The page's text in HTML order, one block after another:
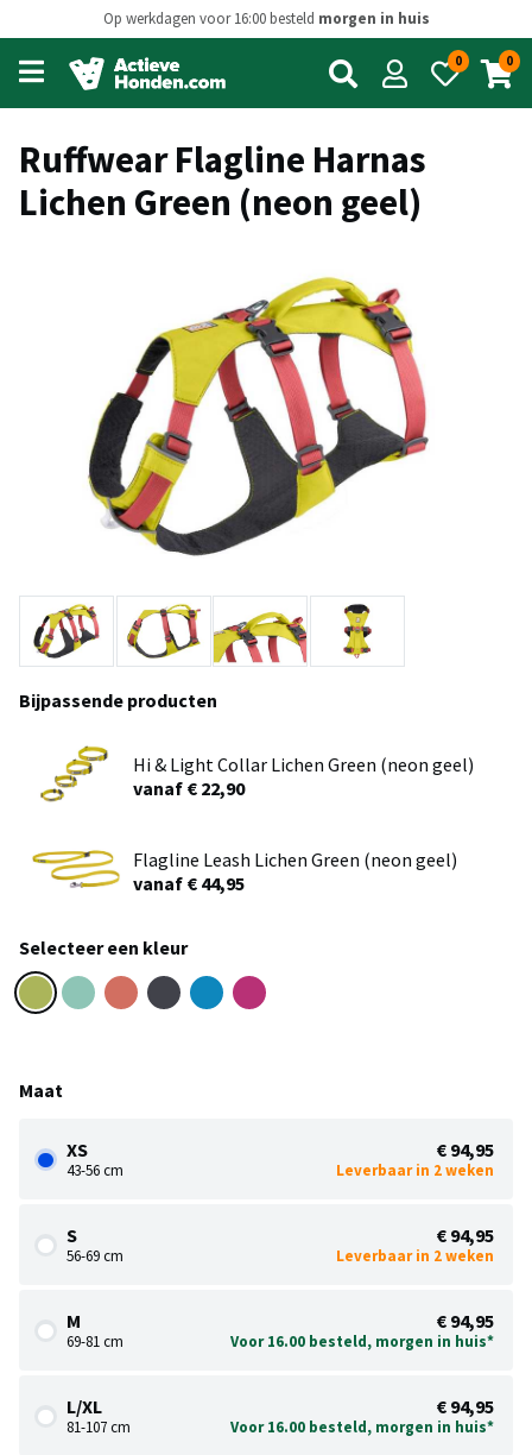
Op werkdagen voor 16:00 besteld morgen in huis
Open
main
menu
0 0
Ruffwear Flagline Harnas
Lichen Green (neon geel)
Bijpassende producten
Hi & Light Collar Lichen Green (neon geel)
vanaf € 22,90
Flagline Leash Lichen Green (neon geel)
vanaf € 44,95
Selecteer een kleur
Maat
XS
43-56 cm
€ 94,95
Leverbaar in 2 weken
S
56-69 cm
€ 94,95
Leverbaar in 2 weken
M
69-81 cm
€ 94,95
Voor 16.00 besteld, morgen in huis*
L/XL
81-107 cm
€ 94,95
Voor 16.00 besteld, morgen in huis*